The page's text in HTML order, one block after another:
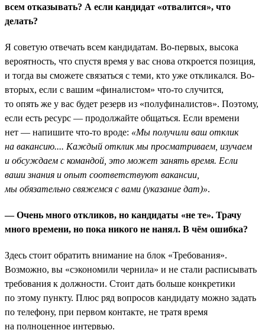
всем отказывать? А если кандидат «отвалится», что
делать?
Я советую отвечать всем кандидатам. Во-первых, высока
вероятность, что спустя время у вас снова откроется позиция,
и тогда вы сможете связаться с теми, кто уже откликался. Во-
вторых, если с вашим «финалистом» что-то случится,
то опять же у вас будет резерв из «полуфиналистов». Поэтому,
если есть ресурс — продолжайте общаться. Если времени
нет — напишите что-то вроде: «Мы получили ваш отклик
на вакансию.... Каждый отклик мы просматриваем, изучаем
и обсуждаем с командой, это может занять время. Если
ваши знания и опыт соответствуют вакансии,
мы обязательно свяжемся с вами (указание дат)».
— Очень много откликов, но кандидаты «не те». Трачу
много времени, но пока никого не нанял. В чём ошибка?
Здесь стоит обратить внимание на блок «Требования».
Возможно, вы «сэкономили чернила» и не стали расписывать
требования к должности. Стоит дать больше конкретики
по этому пункту. Плюс ряд вопросов кандидату можно задать
по телефону, при первом контакте, не тратя время
на полноценное интервью.